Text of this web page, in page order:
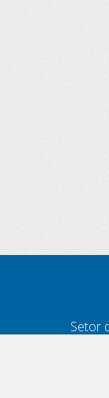
Setor